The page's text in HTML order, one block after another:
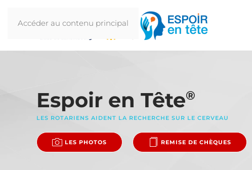
Accéder au contenu principal
Espoir en Tête®
LES ROTARIENS AIDENT LA RECHERCHE SUR LE CERVEAU
LES PHOTOS REMISE DE CHÈQUES